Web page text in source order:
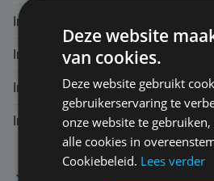
Indirecte schade
Inductieschade
Intranet
Incident response team (IRT)
J
Deze website
van cookies.
Deze website gebruikt
gebruikerservaring te
onze website te
alle cookies in
Cookiebeleid. Lees verder